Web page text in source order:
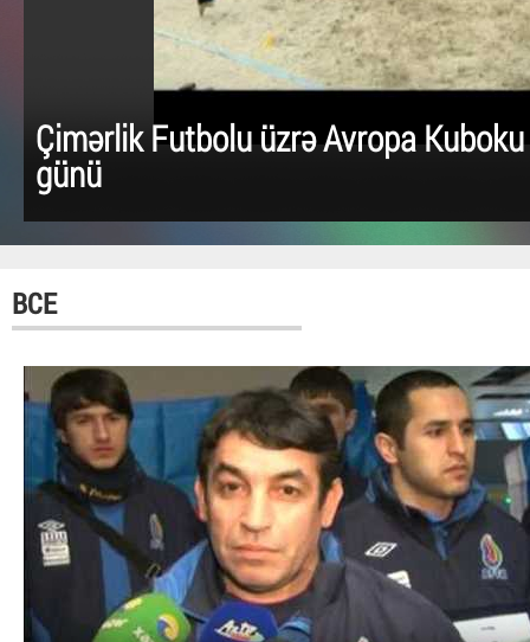
Çimərlik Futbolu üzrə Avropa
günü
ВСЕ